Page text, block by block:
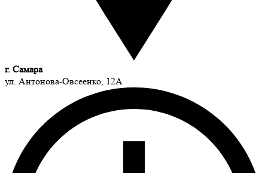
г. Самара
ул. Антонова-Овсеенко, 12А